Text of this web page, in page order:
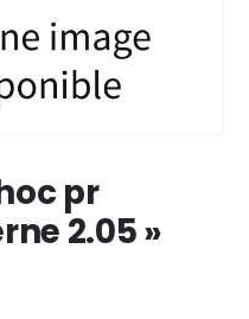
pr
2.05 »